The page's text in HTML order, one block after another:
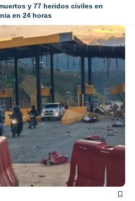
y 77 heridos civiles en
en 24 horas